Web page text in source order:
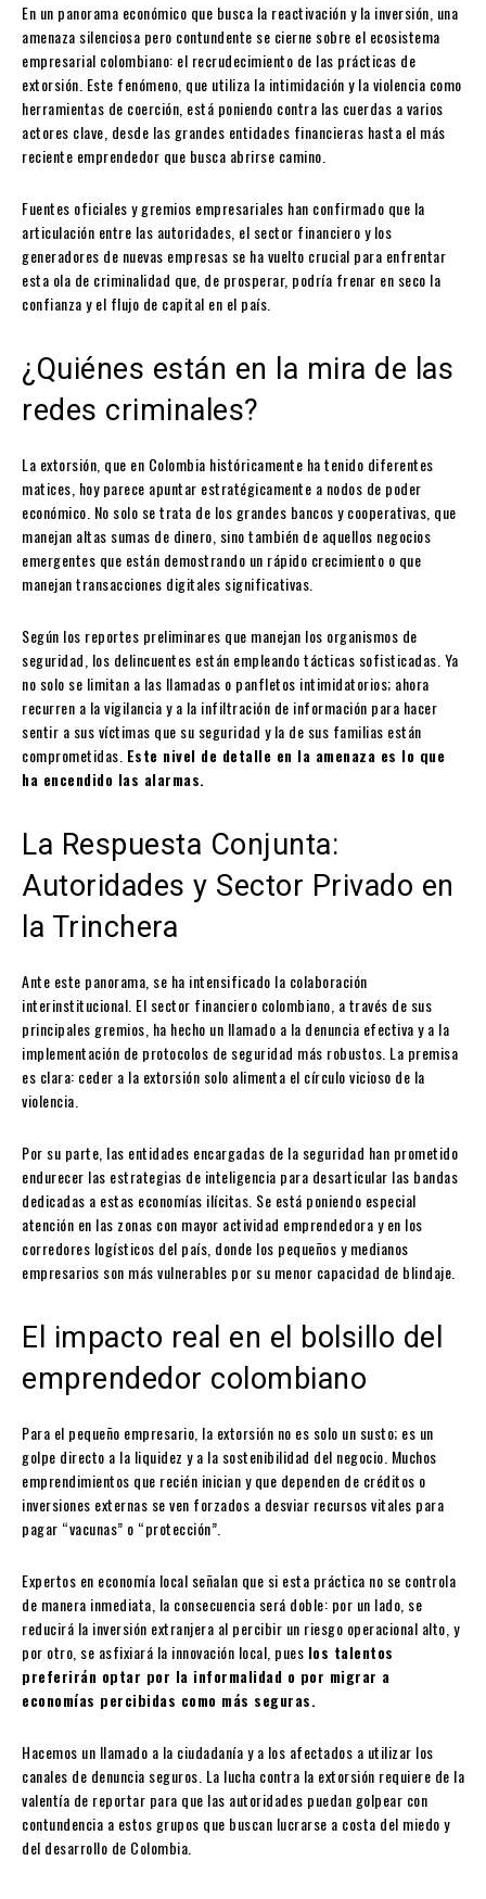
En un panorama económico que busca la reactivación y la inversión, una
amenaza silenciosa pero contundente se cierne sobre el ecosistema
empresarial colombiano: el recrudecimiento de las prácticas de
extorsión. Este fenómeno, que utiliza la intimidación y la violencia como
herramientas de coerción, está poniendo contra las cuerdas a varios
actores clave, desde las grandes entidades financieras hasta el más
reciente emprendedor que busca abrirse camino.
Fuentes oficiales y gremios empresariales han confirmado que la
articulación entre las autoridades, el sector financiero y los
generadores de nuevas empresas se ha vuelto crucial para enfrentar
esta ola de criminalidad que, de prosperar, podría frenar en seco la
confianza y el flujo de capital en el país.
¿Quiénes están en la mira de las
redes criminales?
La extorsión, que en Colombia históricamente ha tenido diferentes
matices, hoy parece apuntar estratégicamente a nodos de poder
económico. No solo se trata de los grandes bancos y cooperativas, que
manejan altas sumas de dinero, sino también de aquellos negocios
emergentes que están demostrando un rápido crecimiento o que
manejan transacciones digitales significativas.
Según los reportes preliminares que manejan los organismos de
seguridad, los delincuentes están empleando tácticas sofisticadas. Ya
no solo se limitan a las llamadas o panfletos intimidatorios; ahora
recurren a la vigilancia y a la infiltración de información para hacer
sentir a sus víctimas que su seguridad y la de sus familias están
comprometidas. Este nivel de detalle en la amenaza es lo que
ha encendido las alarmas.
La Respuesta Conjunta:
Autoridades y Sector Privado en
la Trinchera
Ante este panorama, se ha intensificado la colaboración
interinstitucional. El sector financiero colombiano, a través de sus
principales gremios, ha hecho un llamado a la denuncia efectiva y a la
implementación de protocolos de seguridad más robustos. La premisa
es clara: ceder a la extorsión solo alimenta el círculo vicioso de la
violencia.
Por su parte, las entidades encargadas de la seguridad han prometido
endurecer las estrategias de inteligencia para desarticular las bandas
dedicadas a estas economías ilícitas. Se está poniendo especial
atención en las zonas con mayor actividad emprendedora y en los
corredores logísticos del país, donde los pequeños y medianos
empresarios son más vulnerables por su menor capacidad de blindaje.
El impacto real en el bolsillo del
emprendedor colombiano
Para el pequeño empresario, la extorsión no es solo un susto; es un
golpe directo a la liquidez y a la sostenibilidad del negocio. Muchos
emprendimientos que recién inician y que dependen de créditos o
inversiones externas se ven forzados a desviar recursos vitales para
pagar “vacunas” o “protección”.
Expertos en economía local señalan que si esta práctica no se controla
de manera inmediata, la consecuencia será doble: por un lado, se
reducirá la inversión extranjera al percibir un riesgo operacional alto, y
por otro, se asfixiará la innovación local, pues los talentos
preferirán optar por la informalidad o por migrar a
economías percibidas como más seguras.
Hacemos un llamado a la ciudadanía y a los afectados a utilizar los
canales de denuncia seguros. La lucha contra la extorsión requiere de la
valentía de reportar para que las autoridades puedan golpear con
contundencia a estos grupos que buscan lucrarse a costa del miedo y
del desarrollo de Colombia.